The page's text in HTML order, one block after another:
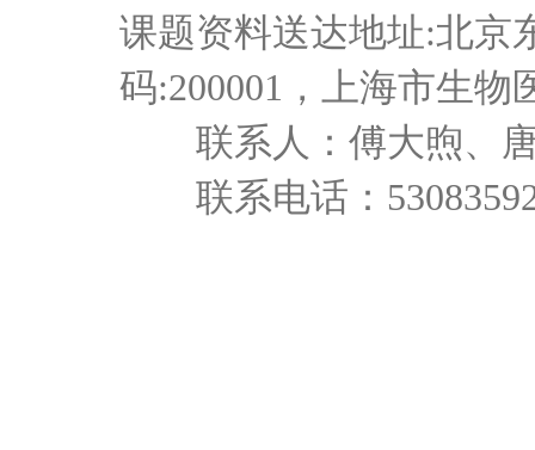
课题资料送达地址:北京
码:200001，上海市生
联系人：傅大煦、唐
联系电话：